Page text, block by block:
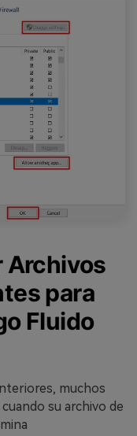
Archivos
para
Fluido
muchos
su archivo de